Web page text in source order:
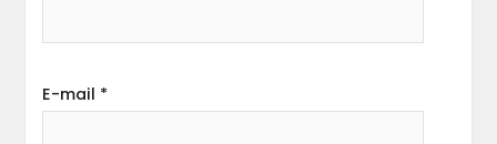
E-mail *